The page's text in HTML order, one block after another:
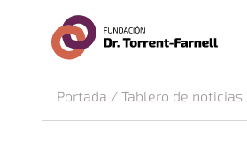
Saltar al contenido principal
Portada / Tablero de noticias